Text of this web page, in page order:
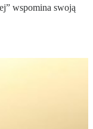
wspomina swoją